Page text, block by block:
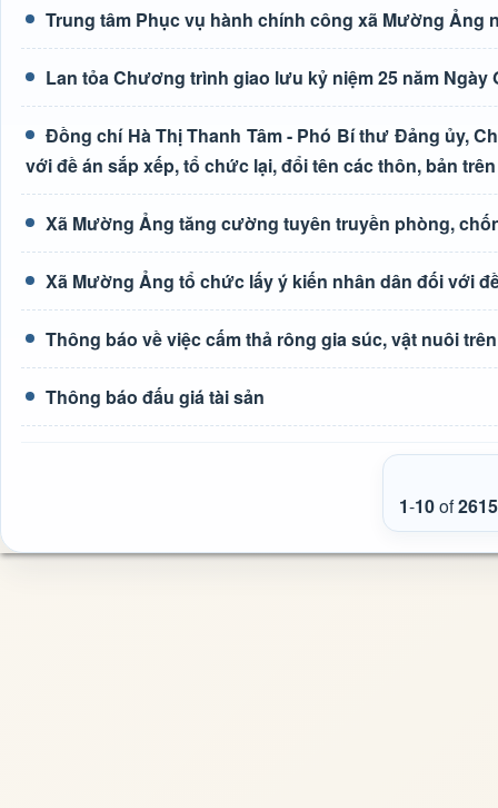
Trung tâm Phục vụ hành chính công xã Mường Ảng
Lan tỏa Chương trình giao lưu kỷ niệm 25 năm Ngày
Đồng chí Hà Thị Thanh Tâm - Phó Bí thư Đảng ủy,
với đề án sắp xếp, tổ chức lại, đổi tên các thôn, bản
Xã Mường Ảng tăng cường tuyên truyền phòng,
Xã Mường Ảng tổ chức lấy ý kiến nhân dân đối với
Thông báo về việc cấm thả rông gia súc, vật nuôi
Thông báo đấu giá tài sản
1-10of2615